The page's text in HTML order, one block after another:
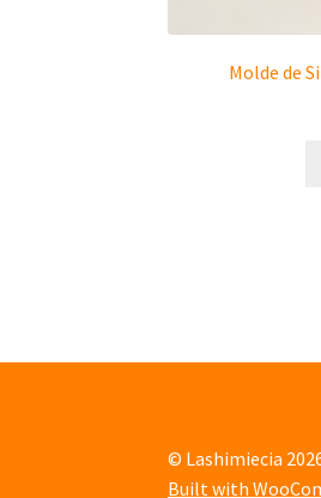
Molde de
© Lashimiecia
Built with